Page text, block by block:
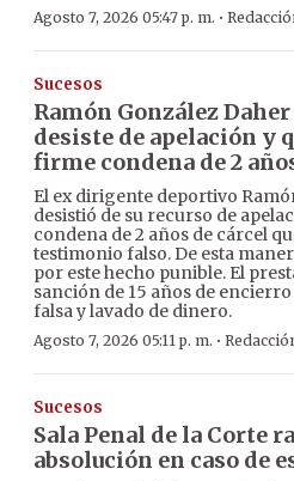
Agosto 7, 2026 05:47 p. m. ·
Sucesos
Ramón González Daher
desiste de apelación y
firme condena de 2
El ex dirigente deportivo
desistió de su recurso de
condena de 2 años de cárcel
testimonio falso. De esta
por este hecho punible. El
sanción de 15 años de
falsa y lavado de dinero.
Agosto 7, 2026 05:11 p. m. ·
Sucesos
Sala Penal de la Corte
absolución en caso de